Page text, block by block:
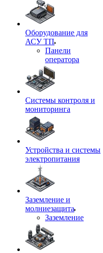
Оборудование для
АСУ ТП
Панели
оператора
Системы контроля и
мониторинга
Устройства и системы
электропитания
Заземление и
молниезащита
Заземление